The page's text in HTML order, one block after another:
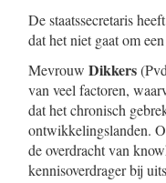
De staatssecretaris
dat het niet gaat om
Mevrouw Dikkers
van veel factoren,
dat het chronisch
ontwikkelingslanden.
de overdracht van
kennisoverdrager bij